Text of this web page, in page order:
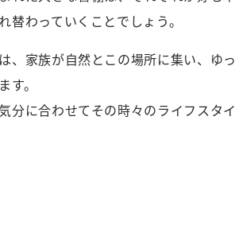
わっていくことでしょう。
、家族が自然とこの場所に集い、ゆ
。
分に合わせてその時々のライフスタイ